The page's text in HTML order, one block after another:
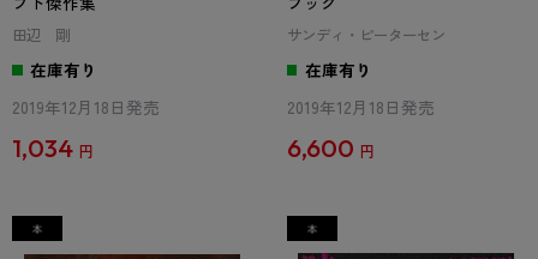
田辺 剛
在庫有り
2019年12月18日発売
1,034 円
サンディ・ピーターセン
在庫有り
2019年12月18日発売
6,600 円